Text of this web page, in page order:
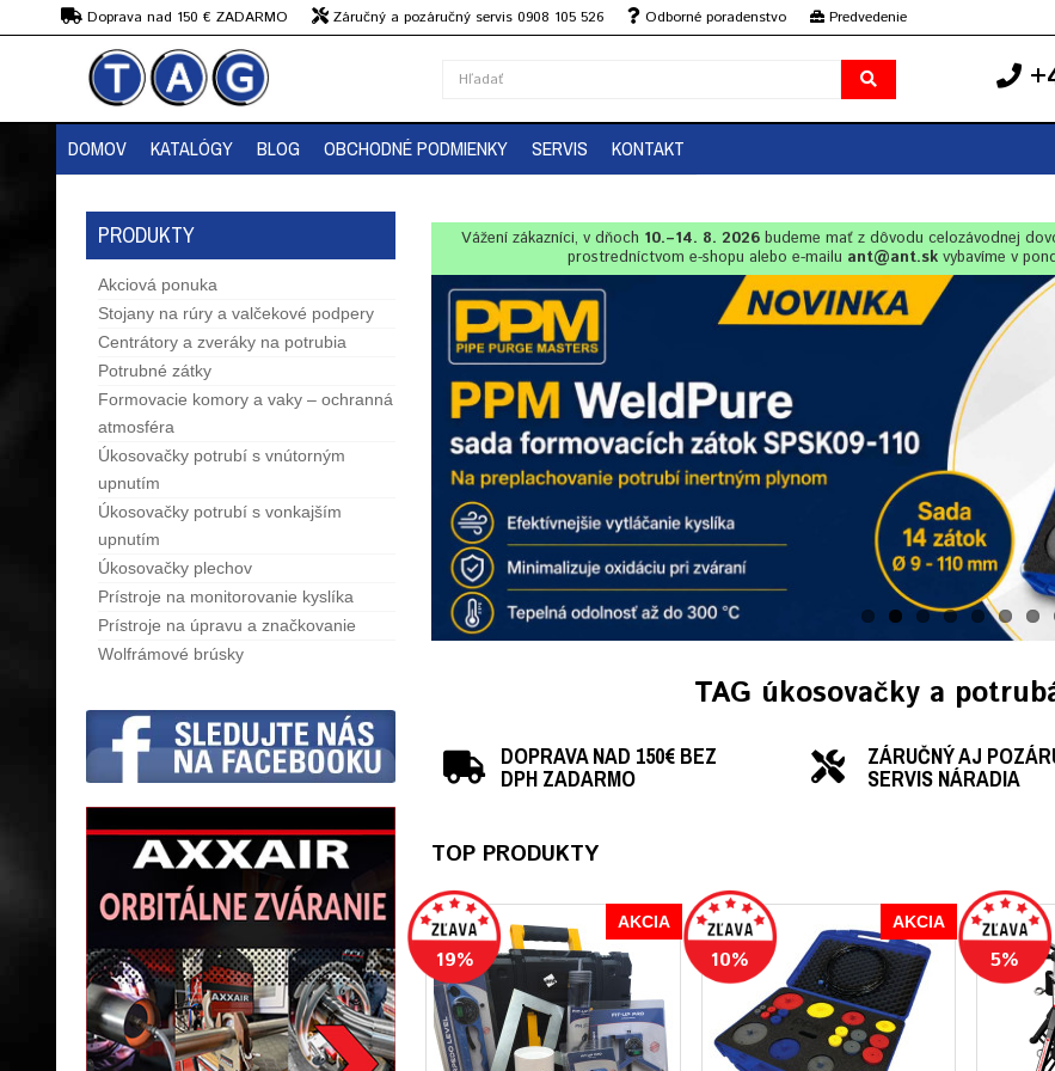
Doprava nad 150 € ZADARMO Záručný a pozáručný servis 0908 105 526 Odborné poradenstvo
Predvedenie
strojov
DOMOV KATALÓGY BLOG OBCHODNÉ PODMIENKY SERVIS KONTAKT
PRODUKTY
Akciová ponuka
Stojany na rúry a valčekové podpery
Centrátory a zveráky na potrubia
Potrubné zátky
Formovacie komory a vaky – ochranná
atmosféra
Úkosovačky potrubí s vnútorným
upnutím
Úkosovačky potrubí s vonkajším
upnutím
Úkosovačky plechov
Prístroje na monitorovanie kyslíka
Prístroje na úpravu a značkovanie
Wolfrámové brúsky
Vážení zákazníci, v dňoch 10.–14. 8. 2026 budeme mať z dôvodu celozávodnej
prostredníctvom e-shopu alebo e-mailu ant@ant.skvybavíme v
TAG úkosovačky a
DOPRAVA NAD 150€ BEZ
DPH ZADARMO
ZÁRUČNÝ AJ
SERVIS NÁRADIA
TOP PRODUKTY
19%
AKCIA
10%
AKCIA
5%